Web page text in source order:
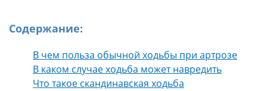
Содержание:
В чем польза обычной ходьбы при артрозе
В каком случае ходьба может навредить
Что такое скандинавская ходьба